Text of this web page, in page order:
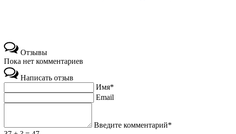
Отзывы
Пока нет комментариев
Написать отзыв
Имя*
Email
Введите комментарий*